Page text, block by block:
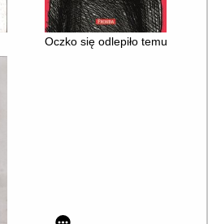
Oczko się odlepiło temu